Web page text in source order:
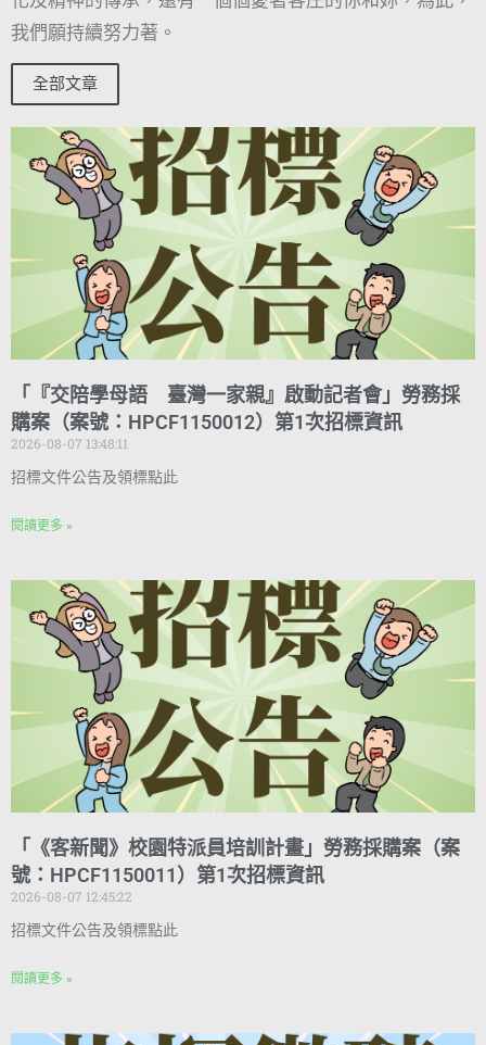
我們願持續努力著。
全部文章
「『交陪學母語 臺灣一家親』啟動記者會」勞務採
購案（案號：HPCF1150012）第1次招標資訊
2026-08-07 13:48:11
招標文件公告及領標點此
閱讀更多 »
「《客新聞》校園特派員培訓計畫」勞務採購案（案
號：HPCF1150011）第1次招標資訊
2026-08-07 12:45:22
招標文件公告及領標點此
閱讀更多 »